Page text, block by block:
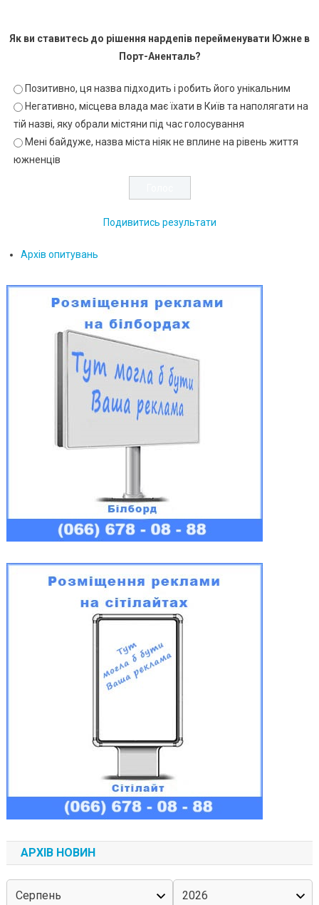
Як ви ставитесь до рішення нардепів перейменувати Южне в
Порт-Аненталь?
Позитивно, ця назва підходить і робить його унікальним
Негативно, місцева влада має їхати в Київ та наполягати на
тій назві, яку обрали містяни під час голосування
Мені байдуже, назва міста ніяк не вплине на рівень життя
южненців
Подивитись результати
Архів опитувань
АРХІВ НОВИН